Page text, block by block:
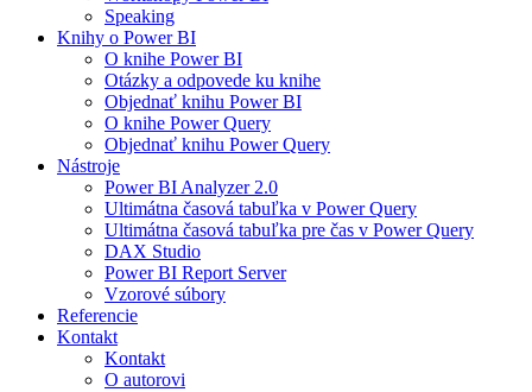
Speaking
Knihy o Power BI
O knihe Power BI
Otázky a odpovede ku knihe
Objednať knihu Power BI
O knihe Power Query
Objednať knihu Power Query
Nástroje
Power BI Analyzer 2.0
Ultimátna časová tabuľka v Power Query
Ultimátna časová tabuľka pre čas v Power Query
DAX Studio
Power BI Report Server
Vzorové súbory
Referencie
Kontakt
Kontakt
O autorovi